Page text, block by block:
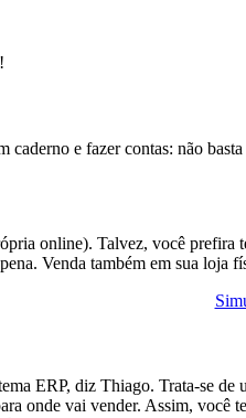
caderno e fazer contas: não
online). Talvez, você
Venda também em sua loja
ERP, diz Thiago. Trata-se
onde vai vender. Assim, você